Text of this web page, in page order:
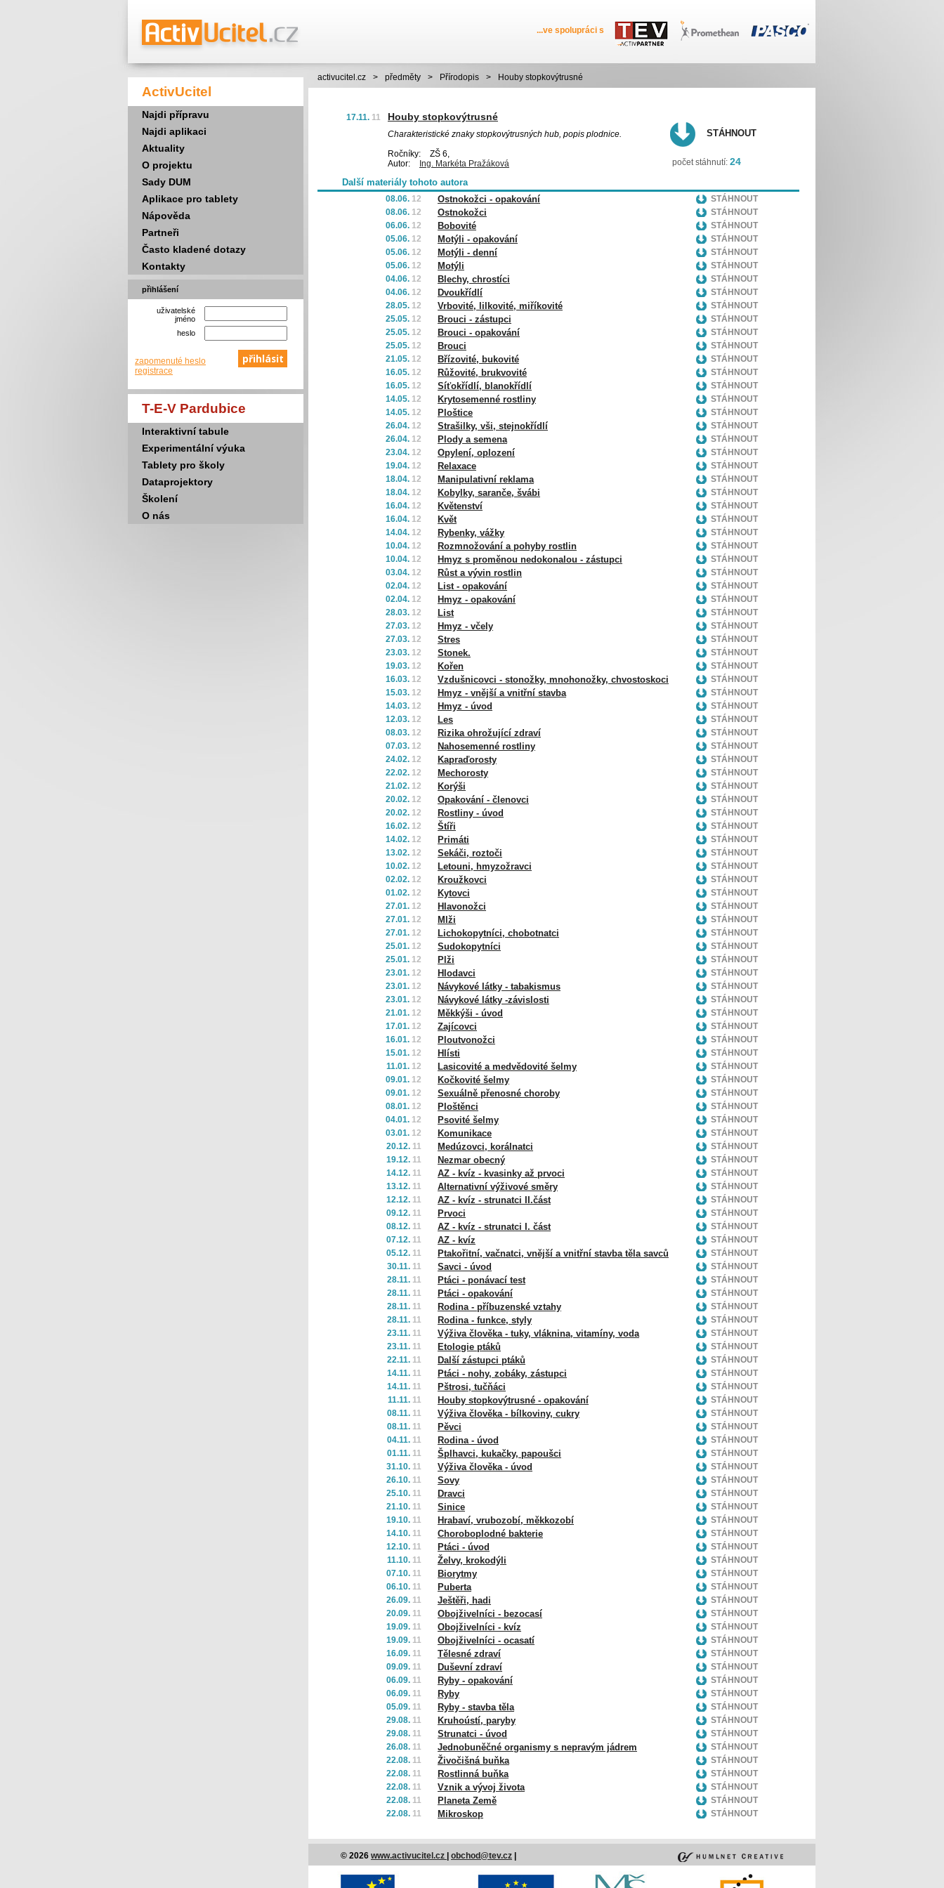
...ve spolupráci s
ActivUcitel
Najdi přípravu
Najdi aplikaci
Aktuality
O projektu
Sady DUM
Aplikace pro tablety
Nápověda
Partneři
Často kladené dotazy
Kontakty
přihlášení
uživatelské
jméno
heslo
zapomenuté heslo
registrace
T-E-V Pardubice
Interaktivní tabule
Experimentální výuka
Tablety pro školy
Dataprojektory
Školení
O nás
activucitel.cz > předměty > Přírodopis > Houby stopkovýtrusné
17.11. 11 Houby stopkovýtrusné
Charakteristické znaky stopkovýtrusných hub, popis plodnice.
Ročníky:
ZŠ 6,
Autor:
Ing. Markéta Pražáková
STÁHNOUT
počet stáhnutí: 24
Další materiály tohoto autora
08.06. 12 Ostnokožci - opakování
STÁHNOUT
08.06. 12 Ostnokožci
STÁHNOUT
06.06. 12 Bobovité
STÁHNOUT
05.06. 12 Motýli - opakování
STÁHNOUT
05.06. 12 Motýli - denní
STÁHNOUT
05.06. 12 Motýli
STÁHNOUT
04.06. 12 Blechy, chrostíci
STÁHNOUT
04.06. 12 Dvoukřídlí
STÁHNOUT
28.05. 12 Vrbovité, lilkovité, miříkovité
STÁHNOUT
25.05. 12 Brouci - zástupci
STÁHNOUT
25.05. 12 Brouci - opakování
STÁHNOUT
25.05. 12 Brouci
STÁHNOUT
21.05. 12 Břízovité, bukovité
STÁHNOUT
16.05. 12 Růžovité, brukvovité
STÁHNOUT
16.05. 12 Síťokřídlí, blanokřídlí
STÁHNOUT
14.05. 12 Krytosemenné rostliny
STÁHNOUT
14.05. 12 Ploštice
STÁHNOUT
26.04. 12 Strašilky, vši, stejnokřídlí
STÁHNOUT
26.04. 12 Plody a semena
STÁHNOUT
23.04. 12 Opylení, oplození
STÁHNOUT
19.04. 12 Relaxace
STÁHNOUT
18.04. 12 Manipulativní reklama
STÁHNOUT
18.04. 12 Kobylky, saranče, švábi
STÁHNOUT
16.04. 12 Květenství
STÁHNOUT
16.04. 12 Květ
STÁHNOUT
14.04. 12 Rybenky, vážky
STÁHNOUT
10.04. 12 Rozmnožování a pohyby rostlin
STÁHNOUT
10.04. 12 Hmyz s proměnou nedokonalou - zástupci
STÁHNOUT
03.04. 12 Růst a vývin rostlin
STÁHNOUT
02.04. 12 List - opakování
STÁHNOUT
02.04. 12 Hmyz - opakování
STÁHNOUT
28.03. 12 List
STÁHNOUT
27.03. 12 Hmyz - včely
STÁHNOUT
27.03. 12 Stres
STÁHNOUT
23.03. 12 Stonek.
STÁHNOUT
19.03. 12 Kořen
STÁHNOUT
16.03. 12 Vzdušnicovci - stonožky, mnohonožky, chvostoskoci
STÁHNOUT
15.03. 12 Hmyz - vnější a vnitřní stavba
STÁHNOUT
14.03. 12 Hmyz - úvod
STÁHNOUT
12.03. 12 Les
STÁHNOUT
08.03. 12 Rizika ohrožující zdraví
STÁHNOUT
07.03. 12 Nahosemenné rostliny
STÁHNOUT
24.02. 12 Kapraďorosty
STÁHNOUT
22.02. 12 Mechorosty
STÁHNOUT
21.02. 12 Korýši
STÁHNOUT
20.02. 12 Opakování - členovci
STÁHNOUT
20.02. 12 Rostliny - úvod
STÁHNOUT
16.02. 12 Štíři
STÁHNOUT
14.02. 12 Primáti
STÁHNOUT
13.02. 12 Sekáči, roztoči
STÁHNOUT
10.02. 12 Letouni, hmyzožravci
STÁHNOUT
02.02. 12 Kroužkovci
STÁHNOUT
01.02. 12 Kytovci
STÁHNOUT
27.01. 12 Hlavonožci
STÁHNOUT
27.01. 12 Mlži
STÁHNOUT
27.01. 12 Lichokopytníci, chobotnatci
STÁHNOUT
25.01. 12 Sudokopytníci
STÁHNOUT
25.01. 12 Plži
STÁHNOUT
23.01. 12 Hlodavci
STÁHNOUT
23.01. 12 Návykové látky - tabakismus
STÁHNOUT
23.01. 12 Návykové látky -závislosti
STÁHNOUT
21.01. 12 Měkkýši - úvod
STÁHNOUT
17.01. 12 Zajícovci
STÁHNOUT
16.01. 12 Ploutvonožci
STÁHNOUT
15.01. 12 Hlísti
STÁHNOUT
11.01. 12 Lasicovité a medvědovité šelmy
STÁHNOUT
09.01. 12 Kočkovité šelmy
STÁHNOUT
09.01. 12 Sexuálně přenosné choroby
STÁHNOUT
08.01. 12 Ploštěnci
STÁHNOUT
04.01. 12 Psovité šelmy
STÁHNOUT
03.01. 12 Komunikace
STÁHNOUT
20.12. 11 Medúzovci, korálnatci
STÁHNOUT
19.12. 11 Nezmar obecný
STÁHNOUT
14.12. 11 AZ - kvíz - kvasinky až prvoci
STÁHNOUT
13.12. 11 Alternativní výživové směry
STÁHNOUT
12.12. 11 AZ - kvíz - strunatci II.část
STÁHNOUT
09.12. 11 Prvoci
STÁHNOUT
08.12. 11 AZ - kvíz - strunatci I. část
STÁHNOUT
07.12. 11 AZ - kvíz
STÁHNOUT
05.12. 11 Ptakořitní, vačnatci, vnější a vnitřní stavba těla savců
STÁHNOUT
30.11. 11 Savci - úvod
STÁHNOUT
28.11. 11 Ptáci - ponávací test
STÁHNOUT
28.11. 11 Ptáci - opakování
STÁHNOUT
28.11. 11 Rodina - příbuzenské vztahy
STÁHNOUT
28.11. 11 Rodina - funkce, styly
STÁHNOUT
23.11. 11 Výživa člověka - tuky, vláknina, vitamíny, voda
STÁHNOUT
23.11. 11 Etologie ptáků
STÁHNOUT
22.11. 11 Další zástupci ptáků
STÁHNOUT
14.11. 11 Ptáci - nohy, zobáky, zástupci
STÁHNOUT
14.11. 11 Pštrosi, tučňáci
STÁHNOUT
11.11. 11 Houby stopkovýtrusné - opakování
STÁHNOUT
08.11. 11 Výživa člověka - bílkoviny, cukry
STÁHNOUT
08.11. 11 Pěvci
STÁHNOUT
04.11. 11 Rodina - úvod
STÁHNOUT
01.11. 11 Šplhavci, kukačky, papoušci
STÁHNOUT
31.10. 11 Výživa člověka - úvod
STÁHNOUT
26.10. 11 Sovy
STÁHNOUT
25.10. 11 Dravci
STÁHNOUT
21.10. 11 Sinice
STÁHNOUT
19.10. 11 Hrabaví, vrubozobí, měkkozobí
STÁHNOUT
14.10. 11 Choroboplodné bakterie
STÁHNOUT
12.10. 11 Ptáci - úvod
STÁHNOUT
11.10. 11 Želvy, krokodýli
STÁHNOUT
07.10. 11 Biorytmy
STÁHNOUT
06.10. 11 Puberta
STÁHNOUT
26.09. 11 Ještěři, hadi
STÁHNOUT
20.09. 11 Obojživelníci - bezocasí
STÁHNOUT
19.09. 11 Obojživelníci - kvíz
STÁHNOUT
19.09. 11 Obojživelníci - ocasatí
STÁHNOUT
16.09. 11 Tělesné zdraví
STÁHNOUT
09.09. 11 Duševní zdraví
STÁHNOUT
06.09. 11 Ryby - opakování
STÁHNOUT
06.09. 11 Ryby
STÁHNOUT
05.09. 11 Ryby - stavba těla
STÁHNOUT
29.08. 11 Kruhoústí, paryby
STÁHNOUT
29.08. 11 Strunatci - úvod
STÁHNOUT
26.08. 11 Jednobuněčné organismy s nepravým jádrem
STÁHNOUT
22.08. 11 Živočišná buňka
STÁHNOUT
22.08. 11 Rostlinná buňka
STÁHNOUT
22.08. 11 Vznik a vývoj života
STÁHNOUT
22.08. 11 Planeta Země
STÁHNOUT
22.08. 11 Mikroskop STÁHNOUT
© 2026 www.activucitel.cz obchod@tev.cz